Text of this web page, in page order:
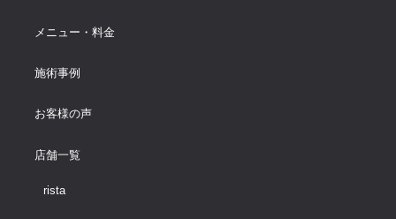
メニュー・料金
施術事例
お客様の声
店舗一覧
rista